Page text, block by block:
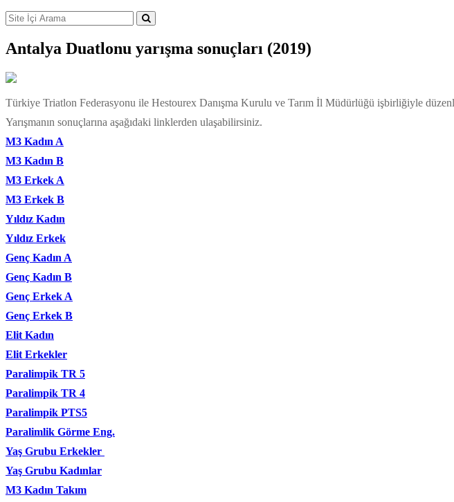
Antalya Duatlonu yarışma sonuçları (2019)
Türkiye Triatlon Federasyonu ile Hestourex Danışma Kurulu ve Tarım İl Müdürlüğü işbirliğiyle
Yarışmanın sonuçlarına aşağıdaki linklerden ulaşabilirsiniz.
M3 Kadın A
M3 Kadın B
M3 Erkek A
M3 Erkek B
Yıldız Kadın
Yıldız Erkek
Genç Kadın A
Genç Kadın B
Genç Erkek A
Genç Erkek B
Elit Kadın
Elit Erkekler
Paralimpik TR 5
Paralimpik TR 4
Paralimpik PTS5
Paralimlik Görme Eng.
Yaş Grubu Erkekler
Yaş Grubu Kadınlar
M3 Kadın Takım